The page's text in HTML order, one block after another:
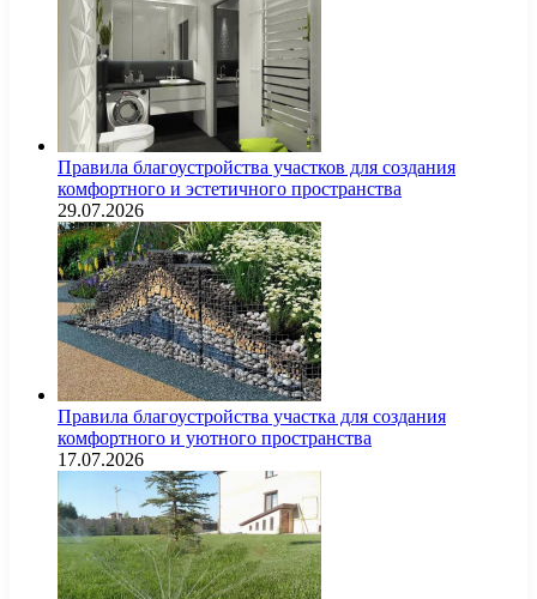
Правила благоустройства участков для создания
комфортного и эстетичного пространства
29.07.2026
Правила благоустройства участка для создания
комфортного и уютного пространства
17.07.2026